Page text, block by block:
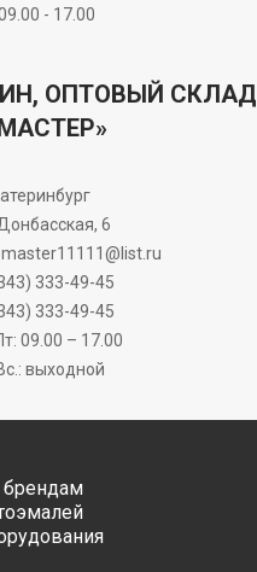
- 17.00
ОПТОВЫЙ СКЛАД
6
333-49-45
333-49-45
09.00 – 17.00
выходной
брендам